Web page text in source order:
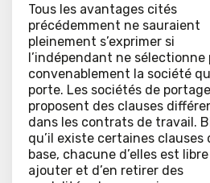
Tous les avantages cités
précédemment ne sauraient
pleinement s’exprimer si
l’indépendant ne sélectionne
convenablement la société
porte. Les sociétés de
proposent des clauses
dans les contrats de travail.
qu’il existe certaines clauses
base, chacune d’elles est libre
ajouter et d’en retirer des